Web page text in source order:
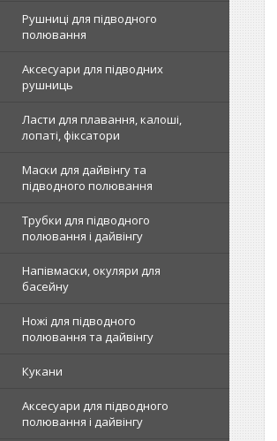
Рушниці для підводного
полювання
Аксесуари для підводних
рушниць
Ласти для плавання, калоші,
лопаті, фіксатори
Маски для дайвінгу та
підводного полювання
Трубки для підводного
полювання і дайвінгу
Напівмаски, окуляри для
басейну
Ножі для підводного
полювання та дайвінгу
Кукани
Аксесуари для підводного
полювання і дайвінгу